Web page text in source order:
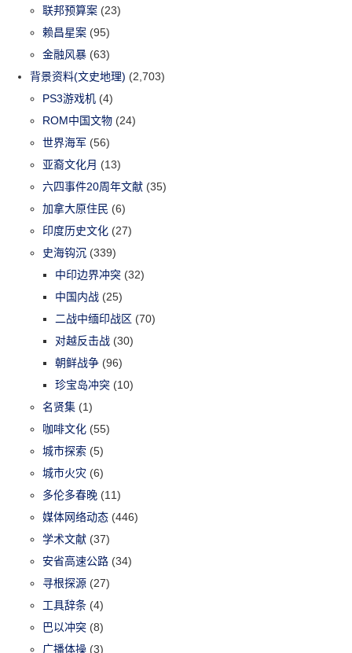
联邦预算案 (23)
赖昌星案 (95)
金融风暴 (63)
背景资料(文史地理) (2,703)
PS3游戏机 (4)
ROM中国文物 (24)
世界海军 (56)
亚裔文化月 (13)
六四事件20周年文献 (35)
加拿大原住民 (6)
印度历史文化 (27)
史海钩沉 (339)
中印边界冲突 (32)
中国内战 (25)
二战中缅印战区 (70)
对越反击战 (30)
朝鲜战争 (96)
珍宝岛冲突 (10)
名贤集 (1)
咖啡文化 (55)
城市探索 (5)
城市火灾 (6)
多伦多春晚 (11)
媒体网络动态 (446)
学术文献 (37)
安省高速公路 (34)
寻根探源 (27)
工具辞条 (4)
巴以冲突 (8)
广播体操 (3)